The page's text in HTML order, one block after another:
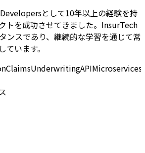
として10年以上の経験を持
トを成功させてきました。InsurTech
ンスであり、継続的な学習を通じて常
います。
ClaimsUnderwritingAPIMicroservices